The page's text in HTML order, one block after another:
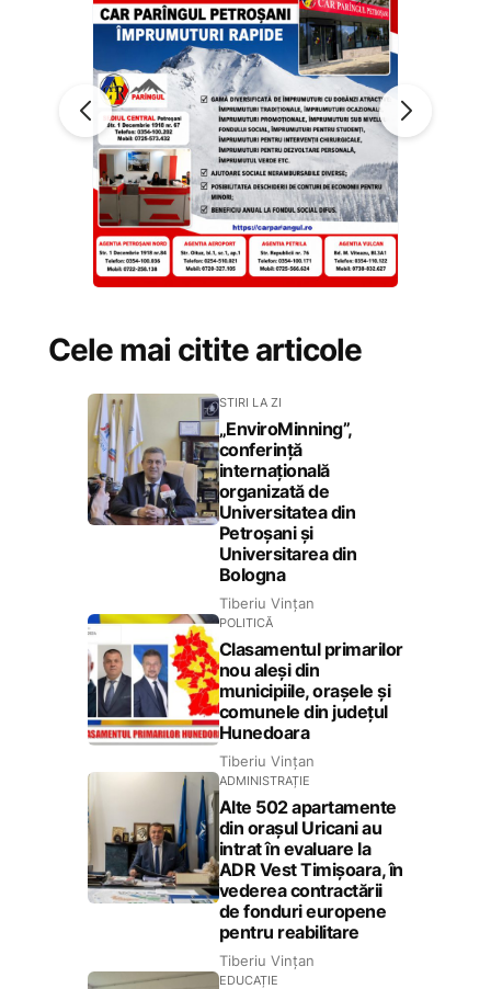
Cele mai citite articole
STIRI LA ZI
„EnviroMinning”,
conferință
internațională
organizată de
Universitatea din
Petroșani și
Universitarea din
Bologna
Tiberiu Vințan
POLITICĂ
Clasamentul primarilor
nou aleși din
municipiile, orașele și
comunele din județul
Hunedoara
Tiberiu Vințan
ADMINISTRAȚIE
Alte 502 apartamente
din orașul Uricani au
intrat în evaluare la
ADR Vest Timișoara, în
vederea contractării
de fonduri europene
pentru reabilitare
Tiberiu Vințan
EDUCAȚIE